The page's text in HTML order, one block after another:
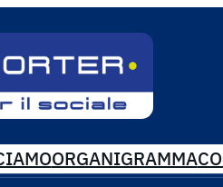
ORGANIGRAMMA